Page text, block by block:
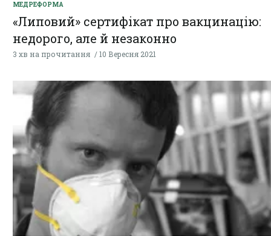
МЕДРЕФОРМА
«Липовий» сертифікат про вакцинацію:
недорого, але й незаконно
3 хв на прочитання 10 Вересня 2021